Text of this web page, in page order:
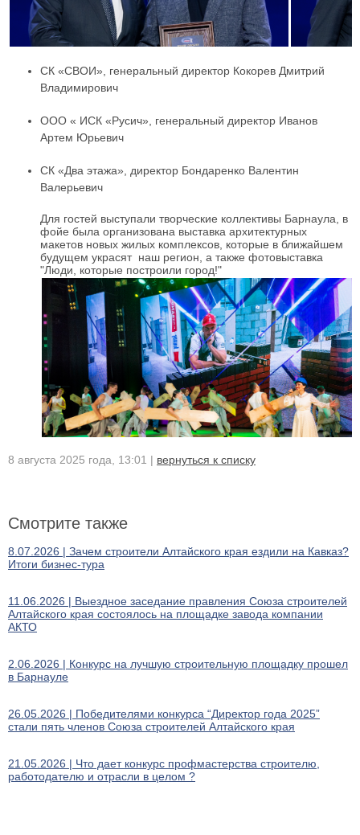
СК «СВОИ», генеральный директор Кокорев Дмитрий
Владимирович
ООО « ИСК «Русич», генеральный директор Иванов
Артем Юрьевич
СК «Два этажа», директор Бондаренко Валентин
Валерьевич
Для гостей выступали творческие коллективы Барнаула, в
фойе была организована выставка архитектурных
макетов новых жилых комплексов, которые в ближайшем
будущем украсят наш регион, а также фотовыставка
"Люди, которые построили город!"
8 августа 2025 года, 13:01 | вернуться к списку
Смотрите также
8.07.2026 | Зачем строители Алтайского края ездили на Кавказ?
Итоги бизнес-тура
11.06.2026 | Выездное заседание правления Союза строителей
Алтайского края состоялось на площадке завода компании
АКТО
2.06.2026 | Конкурс на лучшую строительную площадку прошел
в Барнауле
26.05.2026 | Победителями конкурса “Директор года 2025”
стали пять членов Союза строителей Алтайского края
21.05.2026 | Что дает конкурс профмастерства строителю,
работодателю и отрасли в целом ?